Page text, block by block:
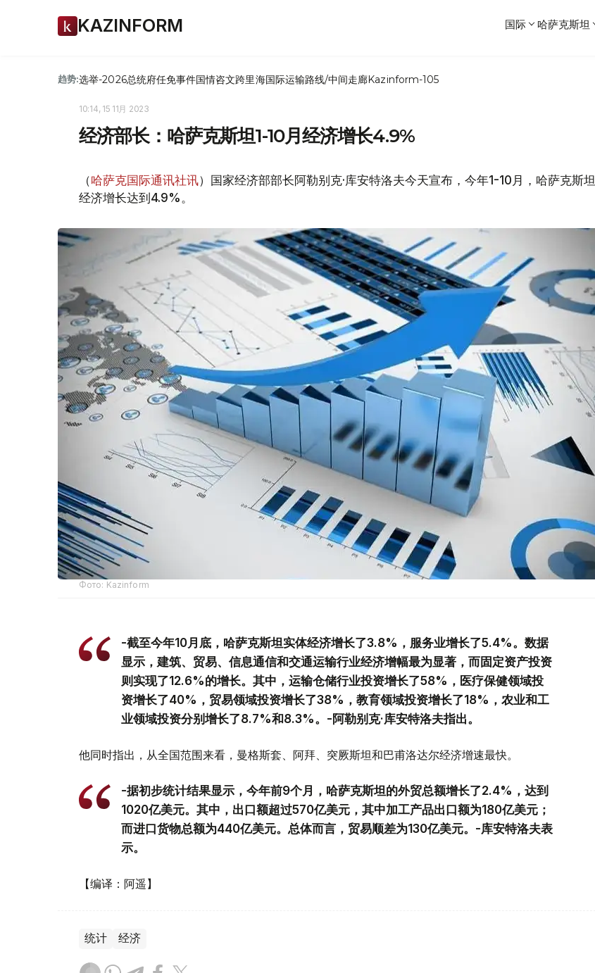
KAZINFORM 国际 哈萨克斯坦
趋势:选举-2026总统府任免事件国情咨文跨里海国际运输路线/中间走廊Kazinform-105
10:14, 15 11月 2023
经济部长：哈萨克斯坦1-10月经济增长4.9%
（哈萨克国际通讯社讯）国家经济部部长阿勒别克·库安特洛夫今天宣布，今年1-10月，哈萨克斯坦
经济增长达到4.9%。
Фото: Kazinform
-截至今年10月底，哈萨克斯坦实体经济增长了3.8%，服务业增长了5.4%。数据
显示，建筑、贸易、信息通信和交通运输行业经济增幅最为显著，而固定资产投资
则实现了12.6%的增长。其中，运输仓储行业投资增长了58%，医疗保健领域投
资增长了40%，贸易领域投资增长了38%，教育领域投资增长了18%，农业和工
业领域投资分别增长了8.7%和8.3%。-阿勒别克·库安特洛夫指出。
他同时指出，从全国范围来看，曼格斯套、阿拜、突厥斯坦和巴甫洛达尔经济增速最快。
-据初步统计结果显示，今年前9个月，哈萨克斯坦的外贸总额增长了2.4%，达到
1020亿美元。其中，出口额超过570亿美元，其中加工产品出口额为180亿美元；
而进口货物总额为440亿美元。总体而言，贸易顺差为130亿美元。-库安特洛夫表
示。
【编译：阿遥】
统计 经济